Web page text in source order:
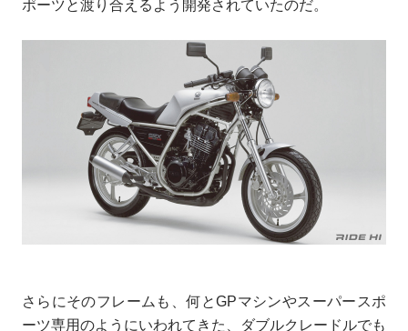
ポーツと渡り合えるよう開発されていたのだ。
さらにそのフレームも、何とGPマシンやスーパースポ
ーツ専用のようにいわれてきた、ダブルクレードルでも